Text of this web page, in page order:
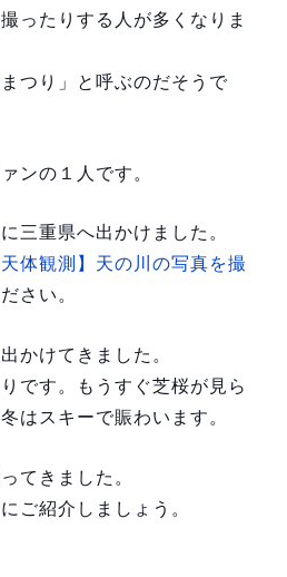
ったりする人が多くなりま
つり」と呼ぶのだそうで
ンの１人です。
三重県へ出かけました。
天体観測】天の川の写真を撮
さい。
かけてきました。
です。もうすぐ芝桜が見ら
はスキーで賑わいます。
てきました。
ご紹介しましょう。